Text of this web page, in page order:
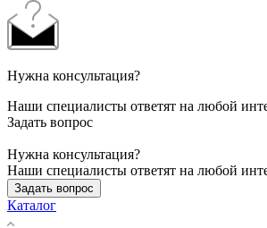
Нужна консультация?
Наши специалисты ответят на любой
Задать вопрос
Нужна консультация?
Наши специалисты ответят на любой
Задать вопрос
Каталог